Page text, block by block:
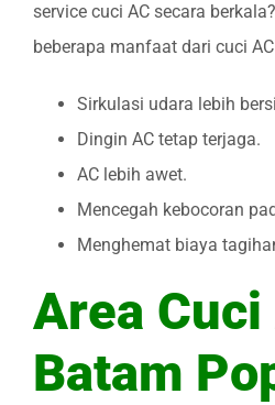
service cuci AC secara
beberapa manfaat dari cuci
Sirkulasi udara lebih
Dingin AC tetap terjaga.
AC lebih awet.
Mencegah kebocoran
Menghemat biaya
Area Cuci
Batam